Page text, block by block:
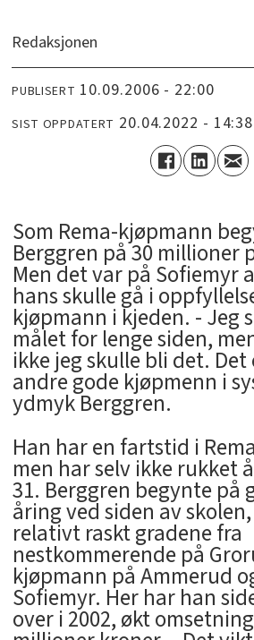
Redaksjonen
PUBLISERT 10.09.2006 - 22:00
SIST OPPDATERT 20.04.2022 - 14:38
Som Rema-kjøpmann
Berggren på 30 millioner
Men det var på Sofiemyr
hans skulle gå i
kjøpmann i kjeden. - Jeg
målet for lenge siden,
ikke jeg skulle bli det. Det
andre gode kjøpmenn i
ydmyk Berggren.
Han har en fartstid i
men har selv ikke rukket
31. Berggren begynte på
åring ved siden av
relativt raskt gradene fra
nestkommerende på
kjøpmann på Ammerud
Sofiemyr. Her har han
over i 2002, økt